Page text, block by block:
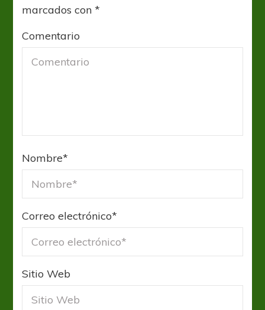
marcados con*
Comentario
Nombre*
Correo electrónico*
Sitio Web